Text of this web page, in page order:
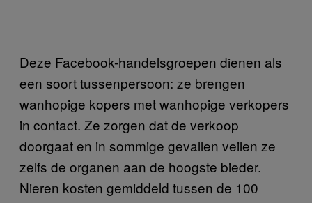
Deze Facebook-handelsgroepen dienen als
een soort tussenpersoon: ze brengen
wanhopige kopers met wanhopige verkopers
in contact. Ze zorgen dat de verkoop
doorgaat en in sommige gevallen veilen ze
zelfs de organen aan de hoogste bieder.
Nieren kosten gemiddeld tussen de 100